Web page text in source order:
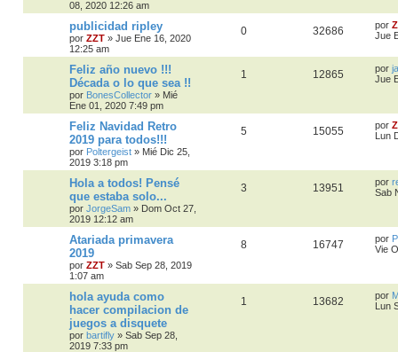
08, 2020 12:26 am
publicidad ripley
por ZZT » Jue Ene 16, 2020
12:25 am
0 32686 por
Jue
Feliz año nuevo !!!
Década o lo que sea !!
por BonesCollector » Mié
Ene 01, 2020 7:49 pm
1 12865 por
Jue
Feliz Navidad Retro
2019 para todos!!!
por Poltergeist » Mié Dic 25,
2019 3:18 pm
5 15055 por
Lun
Hola a todos! Pensé
que estaba solo...
por JorgeSam » Dom Oct 27,
2019 12:12 am
3 13951 por
Sab
Atariada primavera
2019
por ZZT » Sab Sep 28, 2019
1:07 am
8 16747 por
Vie
hola ayuda como
hacer compilacion de
juegos a disquete
por bartifly » Sab Sep 28,
2019 7:33 pm
1 13682 por
Lun